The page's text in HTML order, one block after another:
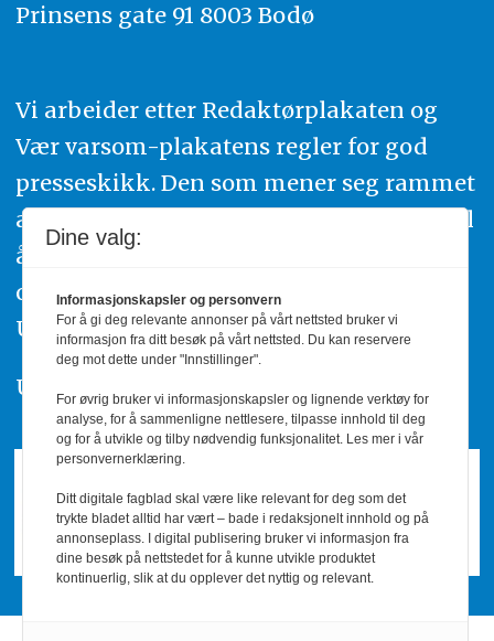
Prinsens gate 91 8003 Bodø
Vi arbeider etter Redaktørplakaten og
Vær varsom-plakatens regler for god
presseskikk. Den som mener seg rammet
av urettmessig publisering, oppfordres til
å ta kontakt med redaksjonen. Du kan
også klage inn saker til Pressens Faglige
Utvalg,www.pfu.no.
Utgiver: PBL
Dine valg:
Informasjonskapsler og personvern
For å gi deg relevante annonser på vårt nettsted bruker vi
informasjon fra ditt besøk på vårt nettsted. Du kan reservere
deg mot dette under "Innstillinger".
For øvrig bruker vi informasjonskapsler og lignende verktøy for
analyse, for å sammenligne nettlesere, tilpasse innhold til deg
og for å utvikle og tilby nødvendig funksjonalitet. Les mer i vår
personvernerklæring.
Ditt digitale fagblad skal være like relevant for deg som det
trykte bladet alltid har vært – bade i redaksjonelt innhold og på
annonseplass. I digital publisering bruker vi informasjon fra
dine besøk på nettstedet for å kunne utvikle produktet
kontinuerlig, slik at du opplever det nyttig og relevant.